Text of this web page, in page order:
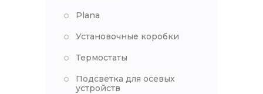
Plana
Установочные коробки
Термостаты
Подсветка для осевых
устройств